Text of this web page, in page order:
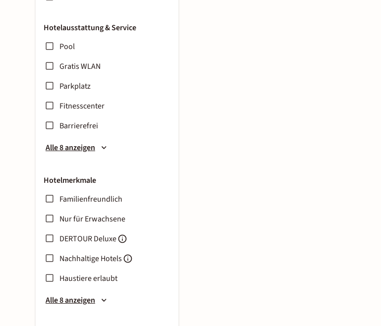
Hotelausstattung & Service
Pool
Gratis WLAN
Parkplatz
Fitnesscenter
Barrierefrei
Alle 8 anzeigen
Hotelmerkmale
Familienfreundlich
Nur für Erwachsene
DERTOUR Deluxe
Nachhaltige Hotels
Haustiere erlaubt
Alle 8 anzeigen